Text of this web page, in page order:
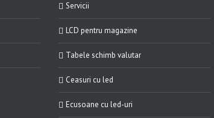
Servicii
LCD pentru magazine
Tabele schimb valutar
Ceasuri cu led
Ecusoane cu led-uri